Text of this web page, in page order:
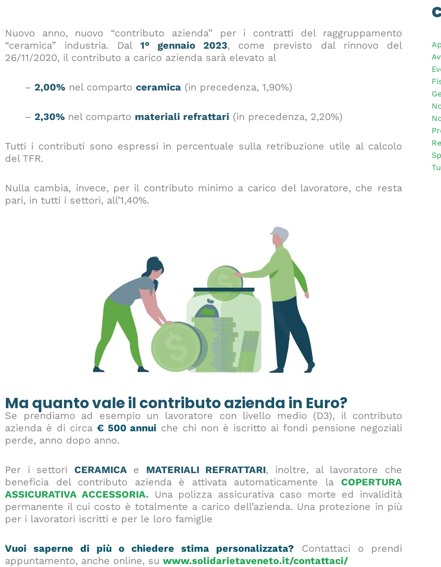
Nuovo anno, nuovo “contributo azienda” per i contratti del raggruppamento
“ceramica” industria. Dal
1° gennaio 2023, come previsto dal rinnovo del
26/11/2020, il contributo a carico azienda sarà elevato al
– 2,00% nel comparto ceramica (in precedenza, 1,90%)
– 2,30% nel comparto materiali refrattari (in precedenza, 2,20%)
Tutti i contributi sono espressi in percentuale sulla retribuzione utile al calcolo
del TFR.
Nulla cambia, invece, per il contributo minimo a carico del lavoratore, che resta
pari, in tutti i settori, all’1,40%.
Ma quanto vale il contributo azienda in Euro?
Se prendiamo ad esempio un lavoratore con livello medio (D3), il contributo
azienda è di circa € 500 annui che chi non è iscritto ai fondi pensione negoziali
perde, anno dopo anno.
Per i settori CERAMICA e MATERIALI REFRATTARI, inoltre, al lavoratore che
beneficia del contributo azienda è attivata automaticamente la COPERTURA
ASSICURATIVA ACCESSORIA. Una polizza assicurativa caso morte ed invalidità
permanente il cui costo è totalmente a carico dell’azienda. Una protezione in più
per i lavoratori iscritti e per le loro famiglie
Vuoi saperne di più o chiedere stima personalizzata? Contattaci o prendi
appuntamento, anche online, su www.solidarietaveneto.it/contattaci/